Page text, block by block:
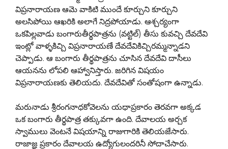
విప్రనారాయణ ఆమె వాకిటి ముందే కూర్చుని కూర్చుని
అలసిపోయి ఆఖరికి అలాగే నిద్రపోయాడు. ఆశ్చర్యంగా
ఒకపిల్లవాడు బంగారుతీర్థపాత్రను (వట్టిల్) తీసు కువచ్చి దేవదేవి
ఇంట్లో వాళ్ళకిచ్చి విప్రనారాయణే దేవదేవికిచ్చిరమ్మన్నాడని
చెప్పాడు. ఆ బంగారు తీర్థపాత్రను చూసిన దేవదేవి దాసీలు
ఆయనను లోపలి ఆహ్వానిస్తారు. జరిగిన విషయం
విప్రనారాయణకు తెలియదు. దేవదేవితో సంతోషంగా ఉన్నాడు.
మరునాడు శ్రీరంగనాధకోవెలను యధాప్రకారం తెరవగా అక్కడ
ఒక బంగారు తీర్థపాత్ర తక్కువగా ఉంది. దేవాలయ అర్చక
స్వాములు వెంటనే విషయాన్ని రాజుగారికి తెలియజేసారు.
రాజాజ్ఞ ప్రకారం దేవాలయ ఉద్యోగులందరినీ సోదాచేసారు.